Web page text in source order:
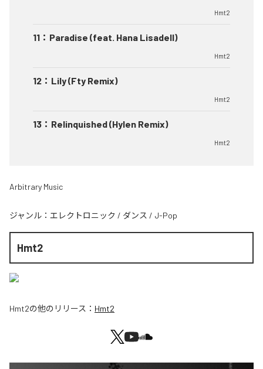
Hmt2
11 ： Paradise (feat. Hana Lisadell)
Hmt2
12 ： Lily (Fty Remix)
Hmt2
13 ： Relinquished (Hylen Remix)
Hmt2
Arbitrary Music
ジャンル： エレクトロニック / ダンス / J-Pop
Hmt2
Hmt2の他のリリース： Hmt2